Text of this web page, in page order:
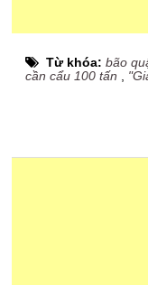
Từ khóa:bão
cần cẩu 100 tấn